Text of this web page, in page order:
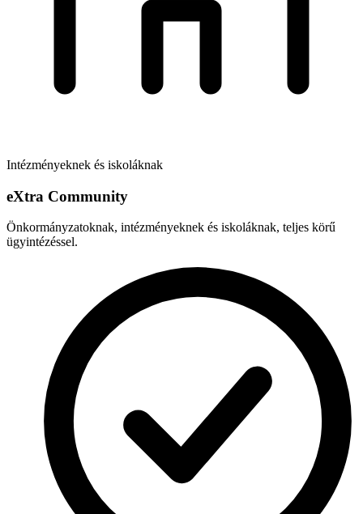
Intézményeknek és iskoláknak
eXtra Community
Önkormányzatoknak, intézményeknek és iskoláknak, teljes körű
ügyintézéssel.